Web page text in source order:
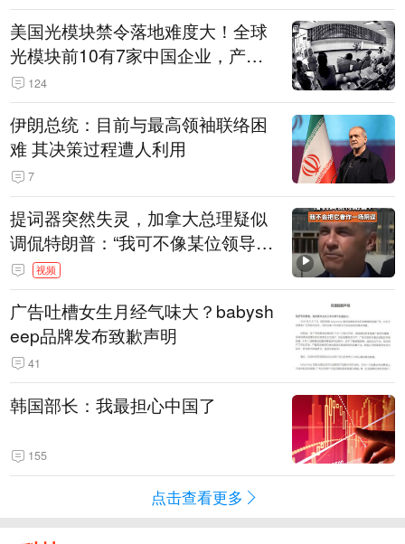
美国光模块禁令落地难度大！全球
光模块前10有7家中国企业，产业
界人士：想“脱钩”并不容易
124
伊朗总统：目前与最高领袖联络困
难 其决策过程遭人利用
7
提词器突然失灵，加拿大总理疑似
调侃特朗普：“我可不像某位领导
人，把这当成一场阴谋”，全场哄笑
视频
广告吐槽女生月经气味大？babysh
eep品牌发布致歉声明
41
韩国部长：我最担心中国了
155
点击查看更多